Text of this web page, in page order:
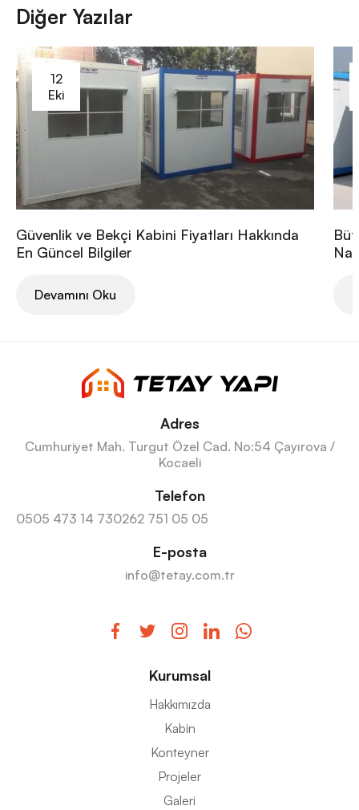
Diğer Yazılar
12
Eki
Güvenlik ve Bekçi Kabini Fiyatları Hakkında
En Güncel Bilgiler
Devamını Oku
Adres
Cumhuriyet Mah. Turgut Özel Cad. No:54 Çayırova /
Kocaeli
Telefon
0505 473 14 730262 751 05 05
E-posta
info@tetay.com.tr
Kurumsal
Hakkımızda
Kabin
Konteyner
Projeler
Galeri